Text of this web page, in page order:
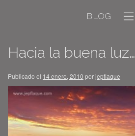
BLOG
Hacia la buena luz…
Publicado el 14 enero, 2010 porjepflaque